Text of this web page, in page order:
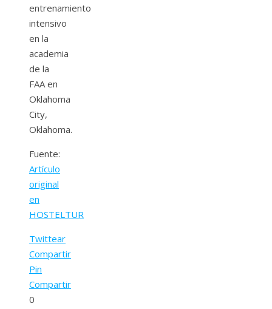
entrenamiento
intensivo
en la
academia
de la
FAA en
Oklahoma
City,
Oklahoma.
Fuente:
Artículo
original
en
HOSTELTUR
Twittear
Compartir
Pin
Compartir
0